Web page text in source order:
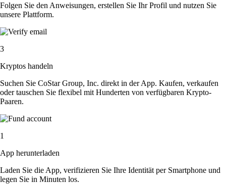
Folgen Sie den Anweisungen, erstellen Sie Ihr Profil und nutzen Sie
unsere Plattform.
3
Kryptos handeln
Suchen Sie CoStar Group, Inc. direkt in der App. Kaufen, verkaufen
oder tauschen Sie flexibel mit Hunderten von verfügbaren Krypto-
Paaren.
1
App herunterladen
Laden Sie die App, verifizieren Sie Ihre Identität per Smartphone und
legen Sie in Minuten los.